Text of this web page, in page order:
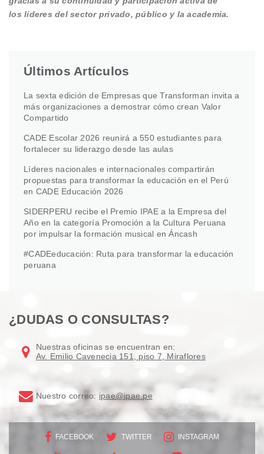
los líderes del sector privado, público y la academia.
Últimos Artículos
La sexta edición de Empresas que Transforman invita a
más organizaciones a demostrar cómo crean Valor
Compartido
CADE Escolar 2026 reunirá a 550 estudiantes para
fortalecer su liderazgo desde las aulas
Líderes nacionales e internacionales compartirán
propuestas para transformar la educación en el Perú
en CADE Educación 2026
SIDERPERU recibe el Premio IPAE a la Empresa del
Año en la categoría Promoción a la Cultura Peruana
por impulsar la formación musical en Áncash
#CADEeducación: Ruta para transformar la educación
peruana
¿DUDAS O CONSULTAS?
Nuestras oficinas se encuentran en:
Av. Emilio Cavenecia 151, piso 7, Miraflores
Nuestro correo: ipae@ipae.pe
FACEBOOK TWITTER INSTAGRAM